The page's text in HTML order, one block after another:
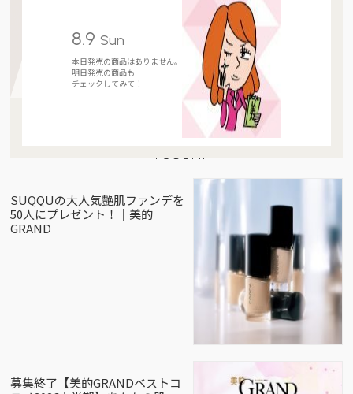
8.9 Sun
本日発売の商品はありません。
明日発売の商品も
チェックしてみて！
Present
SUQQUの大人気艶肌ファンデを
50人にプレゼント！｜美的
GRAND
募集終了【美的GRANDベストコ